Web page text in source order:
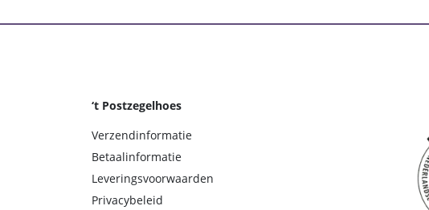
‘t Postzegelhoes
Verzendinformatie
Betaalinformatie
Leveringsvoorwaarden
Privacybeleid